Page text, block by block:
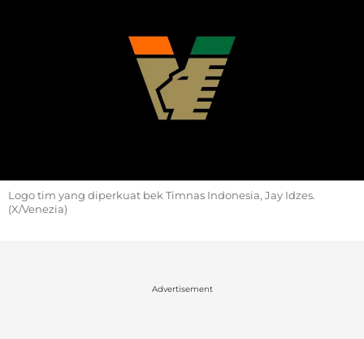
Logo tim yang diperkuat bek Timnas Indonesia, Jay Idzes.
(X/Venezia)
Advertisement